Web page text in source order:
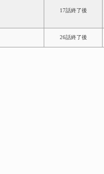
17話終了後
26話終了後